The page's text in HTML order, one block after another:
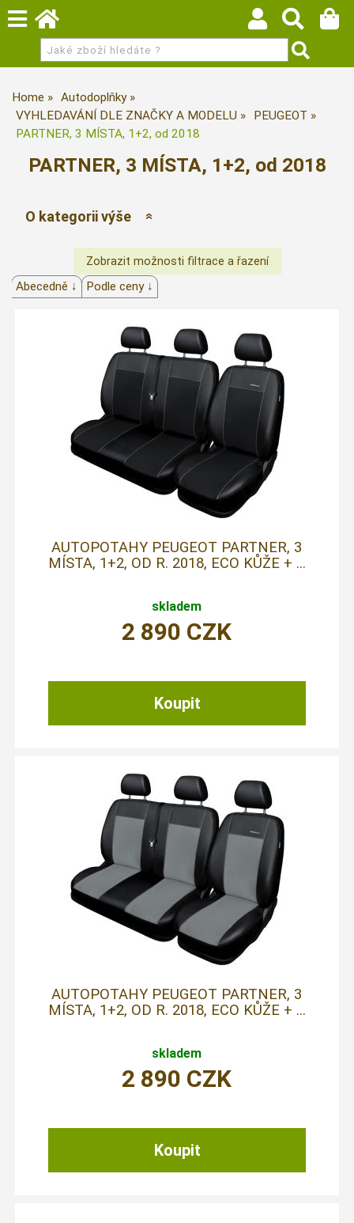
Home
Autodoplňky
VYHLEDAVÁNÍ DLE ZNAČKY A MODELU
PEUGEOT
PARTNER, 3 MÍSTA, 1+2, od 2018
PARTNER, 3 MÍSTA, 1+2, od 2018
O kategorii výše
Abecedně ↓ Podle ceny ↓
AUTOPOTAHY PEUGEOT PARTNER, 3
MÍSTA, 1+2, OD R. 2018, ECO KŮŽE + ...
skladem
2 890 CZK
AUTOPOTAHY PEUGEOT PARTNER, 3
MÍSTA, 1+2, OD R. 2018, ECO KŮŽE + ...
skladem
2 890 CZK